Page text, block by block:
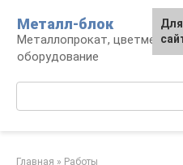
контенту
Металл-блок
Металлопрокат, цветмет,
оборудование
Главная » Работы